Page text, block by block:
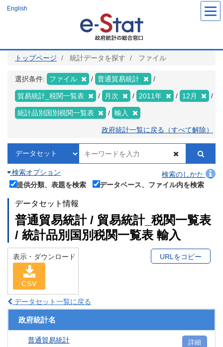
ツ
English
トップページ 統計データを探す ファイル
選択条件: ファイル 普通貿易統計
貿易統計_税関一覧表 月次 2011年 12月
統計品別国別税関一覧表 輸入
政府統計一覧に戻る（すべて解除）
検索オプション
検索のしかた
提供分類、表題を検索
データベース、ファイル内を検索
データセット情報
普通貿易統計 / 貿易統計_税関一覧表
/ 統計品別国別税関一覧表 輸入
表示・ダウンロード
CSV
URLをコピー
データセット一覧に戻る
政府統計名
普通貿易統計 詳細